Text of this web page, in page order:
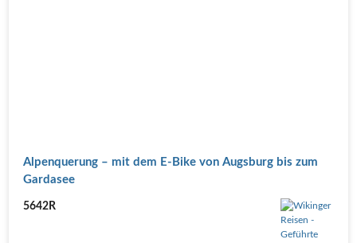
Alpenquerung – mit dem E-Bike von Augsburg bis zum
Gardasee
5642R